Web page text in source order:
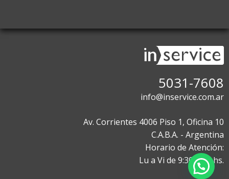
5031-7608
info@inservice.com.ar
Av. Corrientes 4006 Piso 1, Oficina 10
C.A.B.A. - Argentina
Horario de Atención:
Lu a Vi de 9:30 a 18 hs.